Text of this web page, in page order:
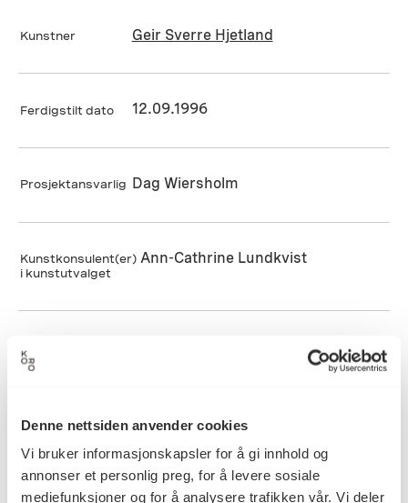
Denne nettsiden anvender cookies
Vi bruker informasjonskapsler for å gi innhold og
annonser et personlig preg, for å levere sosiale
mediefunksjoner og for å analysere trafikken vår. Vi deler
Kunstner Geir Sverre Hjetland
Ferdigstilt dato 12.09.1996
Prosjektansvarlig Dag Wiersholm
Kunstkonsulent(er)
i kunstutvalget
Ann-Cathrine Lundkvist
Arkitektkontor
Byggherre Statsbygg
Varighet Permanent